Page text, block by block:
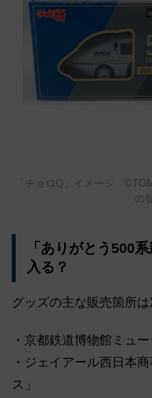
「チョロQ」イメージ
の
「ありがとう500
入る？
グッズの主な販売箇所は
・京都鉄道博物館ミュ
・ジェイアール西日本
ス」